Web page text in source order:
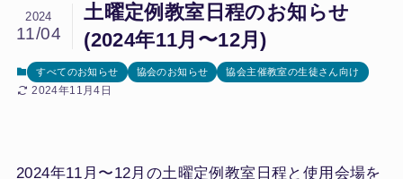
土曜定例教室日程のお知らせ
(2024年11月〜12月)
2024
11/04
すべてのお知らせ 協会のお知らせ 協会主催教室の生徒さん向け
2024年11月4日
2024年11月〜12月の土曜定例教室日程と使用会場を